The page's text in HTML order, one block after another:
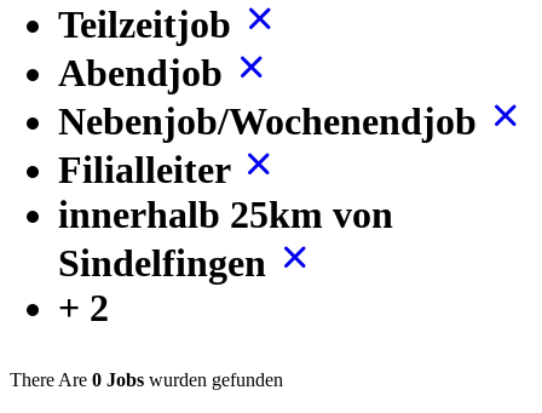
Teilzeitjob
Abendjob
Nebenjob/Wochenendjob
Filialleiter
innerhalb 25km von
Sindelfingen
+ 2
There Are 0 Jobs wurden gefunden